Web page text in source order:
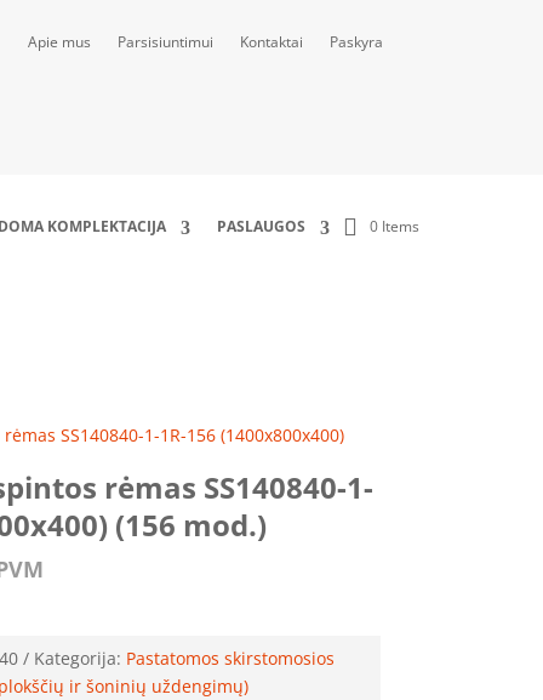
Apie mus Parsisiuntimui Kontaktai Paskyra
KOMPLEKTACIJA PASLAUGOS 0 Items
SS140840-1-1R-156 (1400x800x400)
rėmas SS140840-1-
(156 mod.)
Kategorija: Pastatomos skirstomosios
ir šoninių uždengimų)